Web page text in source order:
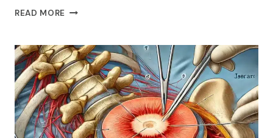
READ MORE BOYUN
NEDEN
OLUR
VE
NASIL
TEDAVI
EDILIR?